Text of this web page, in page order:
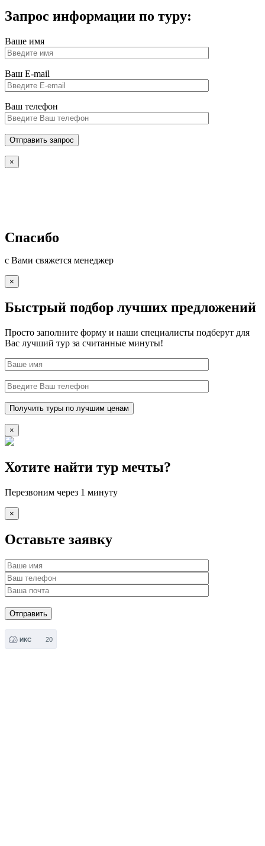
Запрос информации по туру:
Ваше имя
Ваш E-mail
Ваш телефон
×
Спасибо
с Вами свяжется менеджер
×
Быстрый подбор лучших предложений
Просто заполните форму и наши специалисты подберут для
Вас лучший тур за считанные минуты!
×
Хотите найти тур мечты?
Перезвоним через 1 минуту
×
Оставьте заявку
ИКС 20